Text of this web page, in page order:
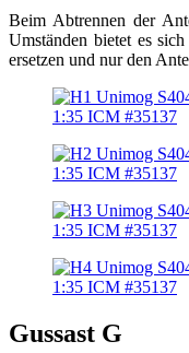
Beim Abtrennen der
Umständen bietet es
ersetzen und nur den
Gussast G